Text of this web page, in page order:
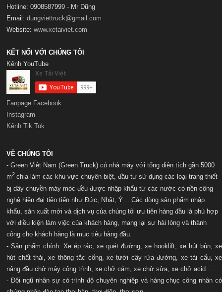
Hotline: 0908587999 - Mr Dũng
Email:dungviettruck@gmail.com
Website:www.xetaiviet.com
KẾT NỐI VỚI CHÚNG TÔI
Kênh YouTube
Fanpage Facebook
Instagram
Kênh Tik Tok
VỀ CHÚNG TÔI
- Green Việt Nam (Green Truck) có nhà máy với tổng diện tích gần 5000
m2 chia làm các khu vực chuyên biệt, đầu tư sử dụng các loại trang thiết
bị dây chuyền máy móc đều được nhập khẩu từ các nước có nền công
nghệ hiện đại tiên tiến như Đức, Nhật, Ý… Các dòng sản phẩm nhập
khẩu, sản xuất mới và dịch vụ của chúng tôi ưu tiên hàng đầu là phù hợp
với điều kiện làm việc của khách hàng, mang lại sự hài lòng và thành
công cho khách hàng là mục tiêu hàng đầu.
- Sản phẩm chính: Xe ép rác, xe quét đường, xe hooklift, xe hút bùn, xe
hút chất thải, xe thông tắc cống, xe tưới cây rửa đường, xe tải cẩu, xe
nâng đầu chở máy công trình, xe chở cám, xe chở sửa, xe chở acid…
- Đội ngũ nhân sự có trình độ chuyên nghiệp và hàng chục công nhân có